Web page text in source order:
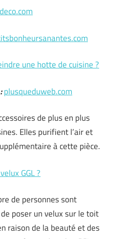
une hotte de cuisine ?
plusqueduweb.com
de plus en plus
Elles purifient l’air et
à cette pièce.
GGL ?
de personnes sont
poser un velux sur le toit
raison de la beauté et des